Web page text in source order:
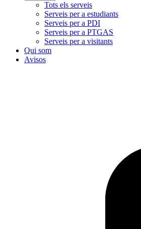
Tots els serveis
Serveis per a estudiants
Serveis per a PDI
Serveis per a PTGAS
Serveis per a visitants
Qui som
Avisos